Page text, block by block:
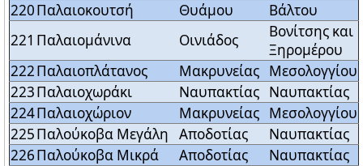
220Παλαιοκουτσή Θυάμου
Βάλτου
221 Παλαιομάνινα Οινιάδος
Βονίτσης και
Ξηρομέρου
222Παλαιοπλάτανος Μακρυνείας Μεσολογγίου
223Παλαιοχωράκι Ναυπακτίας Ναυπακτίας
224Παλαιοχώριον Μακρυνείας Μεσολογγίου
225Παλούκοβα Μεγάλη Αποδοτίας
Ναυπακτίας
226Παλούκοβα Μικρά Αποδοτίας
Ναυπακτίας